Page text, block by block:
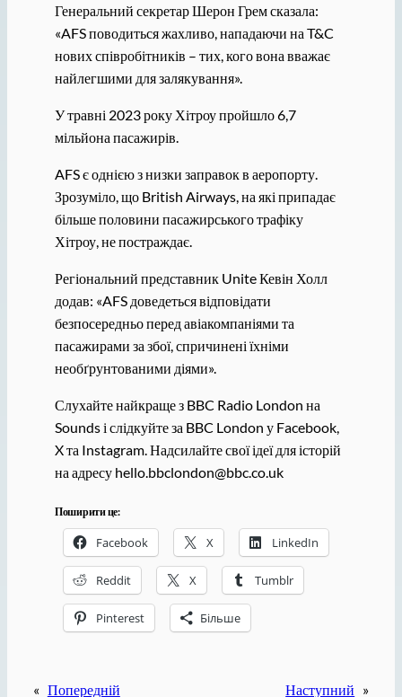
Генеральний секретар Шерон Грем сказала:
«AFS поводиться жахливо, нападаючи на T&C
нових співробітників – тих, кого вона вважає
найлегшими для залякування».
У травні 2023 року Хітроу пройшло 6,7
мільйона пасажирів.
AFS є однією з низки заправок в аеропорту.
Зрозуміло, що British Airways, на які припадає
більше половини пасажирського трафіку
Хітроу, не постраждає.
Регіональний представник Unite Кевін Холл
додав: «AFS доведеться відповідати
безпосередньо перед авіакомпаніями та
пасажирами за збої, спричинені їхніми
необґрунтованими діями».
Слухайте найкраще з BBC Radio London на
Sounds і слідкуйте за BBC London у Facebook,
X та Instagram. Надсилайте свої ідеї для історій
на адресу hello.bbclondon@bbc.co.uk
Поширити це:
Facebook X LinkedIn
Reddit X Tumblr
Pinterest Більше
« Попередній Наступний »